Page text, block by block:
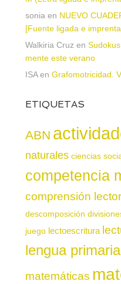
sonia en NUEVO
[Fuente ligada e
Walkiria Cruz en
mente este verano
ISAen Grafomotricidad.
ETIQUETAS
ABN
naturales ciencias
competencia
comprensión
descomposición
juego lectoescritura
lengua primaria
matemáticas